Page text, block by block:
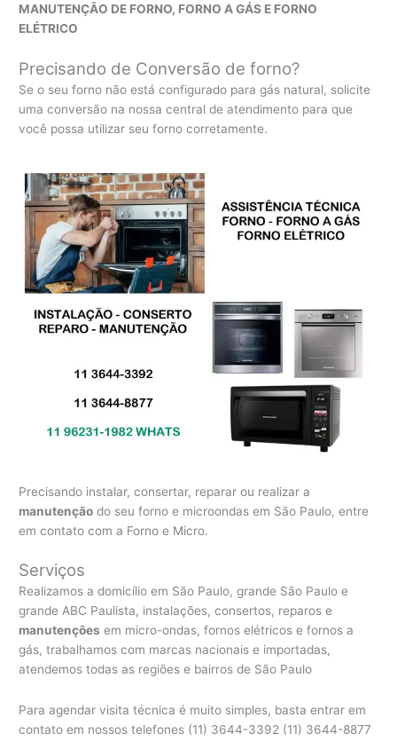
MANUTENÇÃO DE FORNO, FORNO A GÁS E FORNO
ELÉTRICO
Precisando de Conversão de forno?
Se o seu forno não está configurado para gás natural, solicite
uma conversão na nossa central de atendimento para que
você possa utilizar seu forno corretamente.
Precisando instalar, consertar, reparar ou realizar a
manutenção do seu forno e microondas em São Paulo, entre
em contato com a Forno e Micro.
Serviços
Realizamos a domicílio em São Paulo, grande São Paulo e
grande ABC Paulista, instalações, consertos, reparos e
manutenções em micro-ondas, fornos elétricos e fornos a
gás, trabalhamos com marcas nacionais e importadas,
atendemos todas as regiões e bairros de São Paulo
Para agendar visita técnica é muito simples, basta entrar em
contato em nossos telefones (11) 3644-3392 (11) 3644-8877